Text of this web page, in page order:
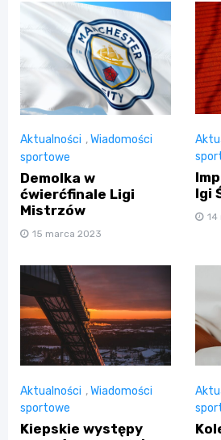
Aktualności ,Wiadomości
sportowe
Demolka w
ćwierćfinale Ligi
Mistrzów
15 marca 2023
Igi
14
Aktualności ,Wiadomości
sportowe
Kiepskie występy